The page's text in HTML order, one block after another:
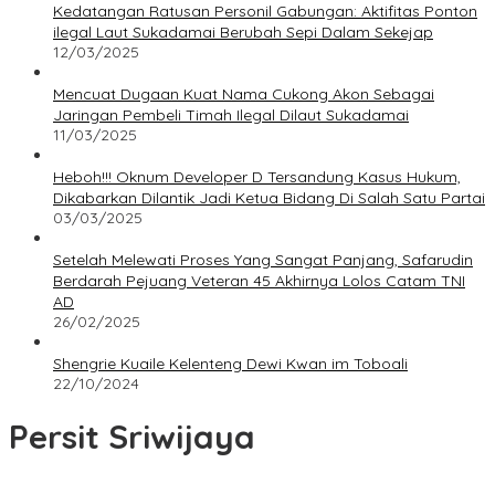
Kedatangan Ratusan Personil Gabungan: Aktifitas Ponton
ilegal Laut Sukadamai Berubah Sepi Dalam Sekejap
12/03/2025
Mencuat Dugaan Kuat Nama Cukong Akon Sebagai
Jaringan Pembeli Timah Ilegal Dilaut Sukadamai
11/03/2025
Heboh!!! Oknum Developer D Tersandung Kasus Hukum,
Dikabarkan Dilantik Jadi Ketua Bidang Di Salah Satu Partai
03/03/2025
Setelah Melewati Proses Yang Sangat Panjang, Safarudin
Berdarah Pejuang Veteran 45 Akhirnya Lolos Catam TNI
AD
26/02/2025
Shengrie Kuaile Kelenteng Dewi Kwan im Toboali
22/10/2024
Persit Sriwijaya